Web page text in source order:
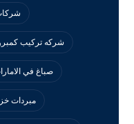
شركه تركيب
صباغ في
مبردات